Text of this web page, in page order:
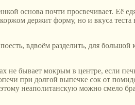
основа почти просвечивает. Её
держит форму, но и вкуса
вдвоём разделить, для большой
не бывает мокрым в центре, если
при долгой выпечке сок от
неаполитанскую можно смело